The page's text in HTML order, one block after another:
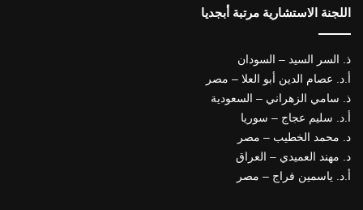
اللجنة الاستشارية مرتبة أبجديا
ذ. السر السيد – السودان
أ.د. عصام الدين أبو العلا – مصر
ذ. سامي الزهراني – السعودية
أ.د. سليم عجاج – سوريا
د. محمد الخطيب – مصر
د. مهند العميدي – العراق
أ.د. ياسمين فراج – مصر